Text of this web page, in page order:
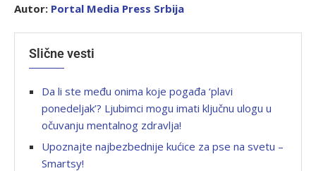
Autor: Portal Media Press Srbija
Slične vesti
Da li ste među onima koje pogađa ‘plavi
ponedeljak’? Ljubimci mogu imati ključnu ulogu u
očuvanju mentalnog zdravlja!
Upoznajte najbezbednije kućice za pse na svetu –
Smartsy!